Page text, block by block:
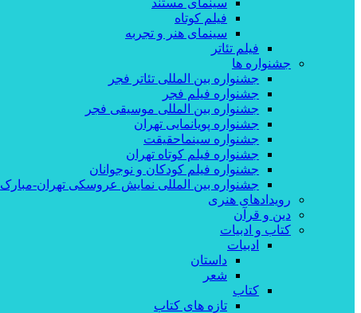
فیلم کوتاه
سینمای هنر و تجربه
فیلم تئاتر
جشنواره ها
جشنواره بین المللی تئاتر فجر
جشنواره فیلم فجر
جشنواره بین المللی موسیقی فجر
جشنواره پویانمایی تهران
جشنواره سینماحقیقت
جشنواره فیلم کوتاه تهران
جشنواره فیلم کودکان و نوجوانان
جشنواره بین المللی نمایش عروسکی تهران-مبارک
رویدادهای هنری
دین و قرآن
کتاب و ادبیات
ادبیات
داستان
شعر
کتاب
تازه های کتاب